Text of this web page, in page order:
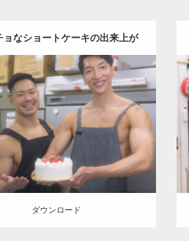
ョなショートケーキの出来上が
り～！
Update:2023.02.11
ケーキ屋さんのマッチョ オレ
の人 AKIHITO(細マッチョ)
TOSHI(大胸筋)
和白 (福岡)
ロード
ダウンロード